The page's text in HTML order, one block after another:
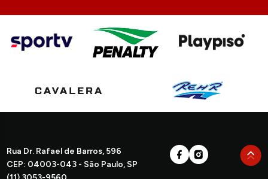
Rua Dr. Rafael de Barros, 596
CEP: 04003-043 - São Paulo, SP